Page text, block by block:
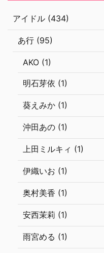
アイドル (434)
あ行 (95)
AKO (1)
明石芽依 (1)
葵えみか (1)
沖田あの (1)
上田ミルキィ (1)
伊織いお (1)
奥村美香 (1)
安西茉莉 (1)
雨宮める (1)